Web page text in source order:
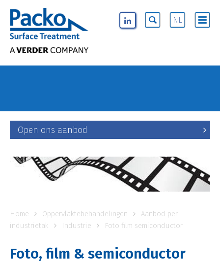
NL
Open ons aanbod
Home Oppervlaktebehandelingen
Aanbod per
industrietak
Industrie Foto film semiconductor
Foto, film & semiconductor